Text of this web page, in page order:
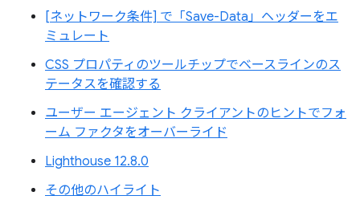
[ネットワーク条件] で「Save-Data」ヘッダーをエ
ミュレート
CSS プロパティのツールチップでベースラインのス
テータスを確認する
ユーザー エージェント クライアントのヒントでフォ
ーム ファクタをオーバーライド
Lighthouse 12.8.0
その他のハイライト